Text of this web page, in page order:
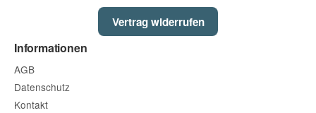
Vertrag widerrufen
Informationen
AGB
Datenschutz
Kontakt